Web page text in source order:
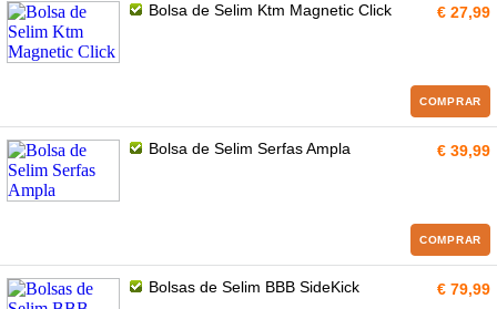
Bolsa de Selim Ktm Magnetic Click € 27,99
COMPRAR
Bolsa de Selim Serfas Ampla € 39,99
COMPRAR
Bolsas de Selim BBB SideKick € 79,99